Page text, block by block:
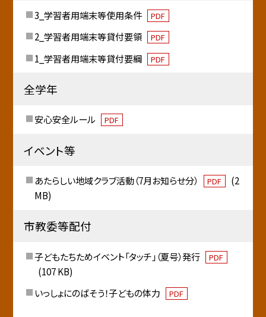
3_学習者用端末等使用条件 PDF
2_学習者用端末等貸付要領 PDF
1_学習者用端末等貸付要綱 PDF
全学年
安心安全ルール PDF
イベント等
あたらしい地域クラブ活動（7月お知らせ分） PDF
(2
MB)
市教委等配付
子どもたちためイベント「タッチ」（夏号）発行 PDF
(107 KB)
いっしょにのばそう！子どもの体力
PDF